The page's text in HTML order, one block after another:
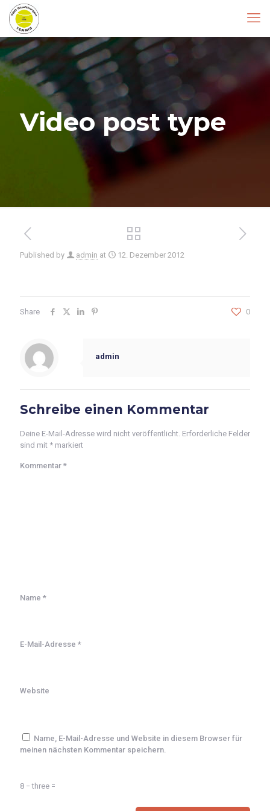
Video post type
Published by admin at 12. Dezember 2012
Share 0
admin
Schreibe einen Kommentar
Deine E-Mail-Adresse wird nicht veröffentlicht. Erforderliche Felder
sind mit * markiert
Kommentar *
Name *
E-Mail-Adresse *
Website
Name, E-Mail-Adresse und Website in diesem Browser für
meinen nächsten Kommentar speichern.
8 − three =